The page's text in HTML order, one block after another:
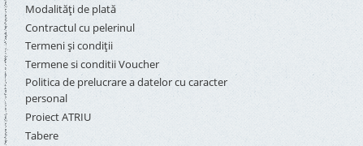
Modalități de plată
Contractul cu pelerinul
Termeni și condiții
Termene si conditii Voucher
Politica de prelucrare a datelor cu caracter
personal
Proiect ATRIU
Tabere